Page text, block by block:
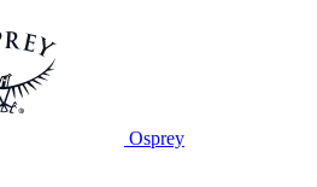
Osprey